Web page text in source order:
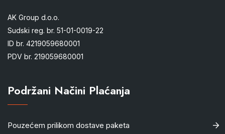
AK Group d.o.o.
Sudski reg. br. 51-01-0019-22
ID br. 4219059680001
PDV br. 219059680001
Podržani Načini Plaćanja
Pouzećem prilikom dostave paketa